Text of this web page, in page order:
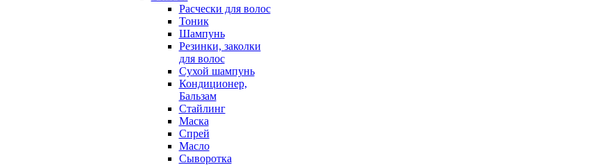
Расчески для волос
Тоник
Шампунь
Резинки, заколки
для волос
Сухой шампунь
Кондиционер,
Бальзам
Стайлинг
Маска
Спрей
Масло
Сыворотка